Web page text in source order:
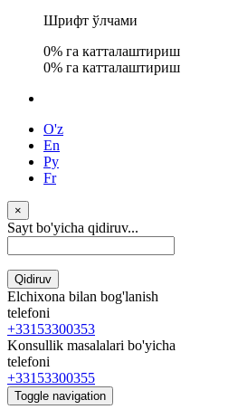
Шрифт ўлчами
0% га катталаштириш
0% га катталаштириш
O'z
En
Ру
Fr
×
Sayt bo'yicha qidiruv...
Qidiruv
Elchixona bilan bog'lanish
telefoni
+33153300353
Konsullik masalalari bo'yicha
telefoni
+33153300355
Toggle navigation